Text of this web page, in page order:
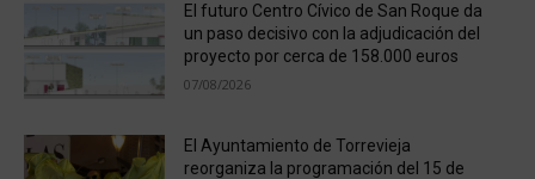
El futuro Centro Cívico de San Roque da
un paso decisivo con la adjudicación del
proyecto por cerca de 158.000 euros
07/08/2026
El Ayuntamiento de Torrevieja
reorganiza la programación del 15 de